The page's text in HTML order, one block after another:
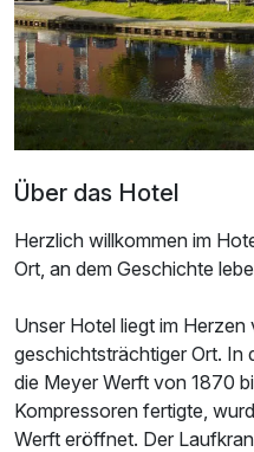
2 Erwachsene und 1 Kind
Ausstattung
Über das Hotel
Herzlich willkommen im
Ort, an dem Geschichte
Unser Hotel liegt im
geschichtsträchtiger Ort. In
die Meyer Werft von 1870
Kompressoren fertigte,
Werft eröffnet. Der